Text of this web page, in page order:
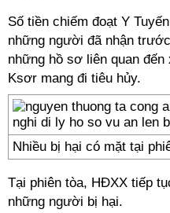
Số tiền chiếm đoạt Y
những người đã nhận
những hồ sơ liên quan
Ksơr mang đi tiêu hủy.
Nhiều bị hại có mặt tại
Tại phiên tòa, HĐXX tiếp
những người bị hại.